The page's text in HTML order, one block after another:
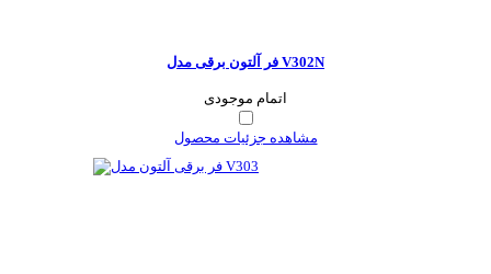
فر آلتون برقی مدل V302N
اتمام موجودی
مشاهده جزئیات محصول